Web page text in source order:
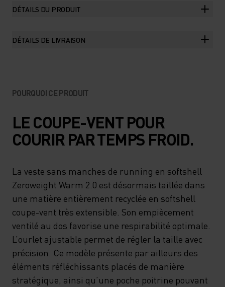
DÉTAILS DU PRODUIT
DÉTAILS DE LIVRAISON
POURQUOI CE PRODUIT
LE COUPE-VENT POUR
COURIR PAR TEMPS FROID.
La veste sans manches de running en softshell
Zeroweight Warm 2.0 est désormais taillée dans
une matière entièrement recyclée en softshell
coupe-vent très extensible. Son empiècement
ventilé au dos favorise une respirabilité optimale.
L’ourlet ajustable permet de régler la taille avec
précision. Ce modèle présente par ailleurs des
éléments réfléchissants placés de manière
stratégique, ainsi qu’une poche poitrine pouvant